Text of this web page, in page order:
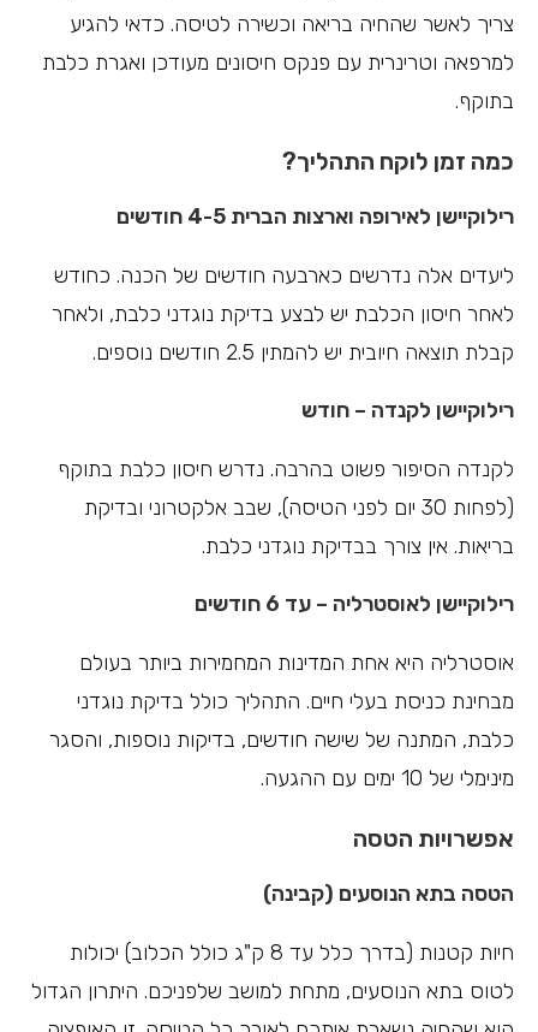
צריך לאשר שהחיה בריאה וכשירה לטיסה. כדאי להגיע
למרפאה וטרינרית עם פנקס חיסונים מעודכן ואגרת כלבת
בתוקף.
כמה זמן לוקח התהליך?
רילוקיישן לאירופה וארצות הברית 4-5 חודשים
ליעדים אלה נדרשים כארבעה חודשים של הכנה. כחודש
לאחר חיסון הכלבת יש לבצע בדיקת נוגדני כלבת, ולאחר
קבלת תוצאה חיובית יש להמתין 2.5 חודשים נוספים.
רילוקיישן לקנדה – חודש
לקנדה הסיפור פשוט בהרבה. נדרש חיסון כלבת בתוקף
(לפחות 30 יום לפני הטיסה), שבב אלקטרוני ובדיקת
בריאות. אין צורך בבדיקת נוגדני כלבת.
רילוקיישן לאוסטרליה – עד 6 חודשים
אוסטרליה היא אחת המדינות המחמירות ביותר בעולם
מבחינת כניסת בעלי חיים. התהליך כולל בדיקת נוגדני
כלבת, המתנה של שישה חודשים, בדיקות נוספות, והסגר
מינימלי של 10 ימים עם ההגעה.
אפשרויות הטסה
הטסה בתא הנוסעים (קבינה)
חיות קטנות (בדרך כלל עד 8 ק"ג כולל הכלוב) יכולות
לטוס בתא הנוסעים, מתחת למושב שלפניכם. היתרון הגדול